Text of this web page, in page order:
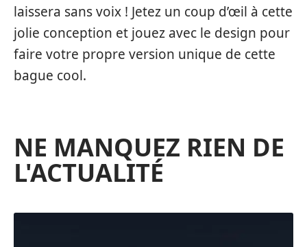
laissera sans voix ! Jetez un coup d’œil à cette
jolie conception et jouez avec le design pour
faire votre propre version unique de cette
bague cool.
NE MANQUEZ RIEN DE
L'ACTUALITÉ